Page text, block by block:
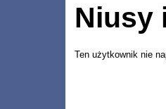
Niusy
Ten użytkownik nie